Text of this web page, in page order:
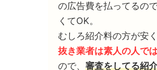
の広告費を払ってるの
くてOK。
むしろ紹介料の方が安
抜き業者は素人の人で
ので、 審査をしてる紹